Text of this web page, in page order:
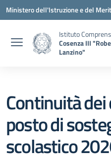
Vai ai contenuti
Vai al menu di navigazione
Vai al footer
Ministero dell'Istruzione e del
Istituto
Cosenza III
Lanzino"
Continuità
posto di
scolastico